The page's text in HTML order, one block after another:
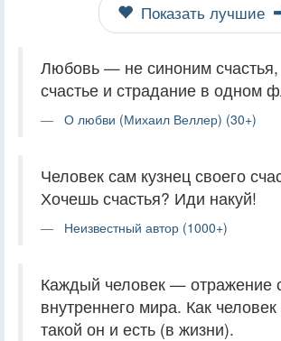
Показать лучшие
Любовь — не синоним счастья,
счастье и страдание в одном
О любви (Михаил Веллер) (30+)
Человек сам кузнец своего
Хочешь счастья? Иди накуй!
Неизвестный автор (1000+)
Каждый человек — отражение
внутреннего мира. Как
такой он и есть (в жизни).